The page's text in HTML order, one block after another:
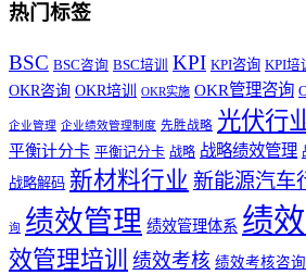
热门标签
BSC BSC咨询 BSC培训 KPI KPI咨询 KPI培
OKR咨询 OKR培训 OKR实施 OKR管理咨询
企业管理 企业绩效管理制度 先胜战略 光伏行
平衡计分卡 平衡记分卡 战略 战略绩效管理
战略解码 新材料行业 新能源汽车
询 绩效管理 绩效管理体系 绩
效管理培训 绩效考核 绩效考核咨询